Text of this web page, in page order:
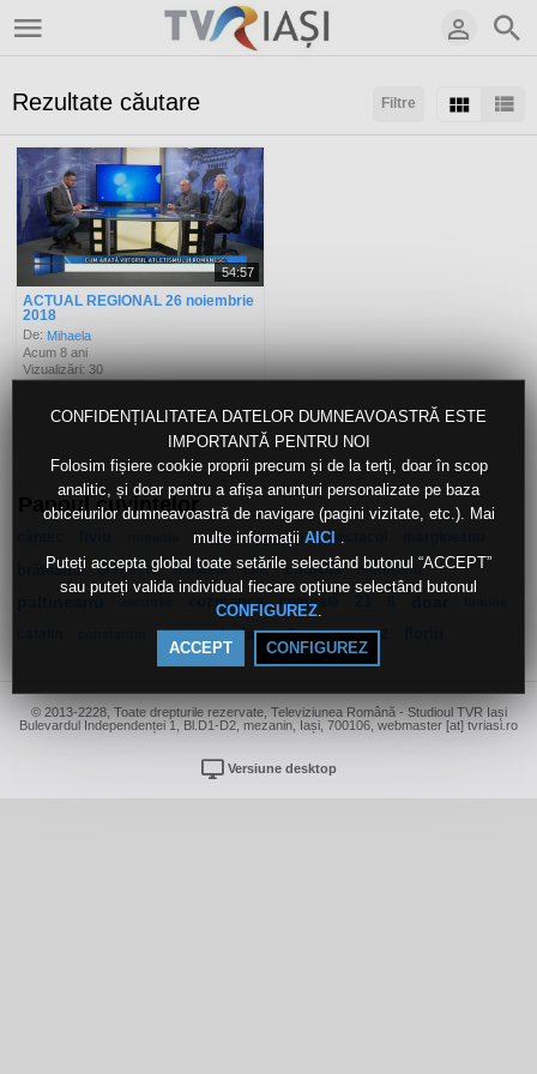
CONFIDENȚIALITATEA DATELOR DUMNEAVOASTRĂ ESTE
IMPORTANTĂ PENTRU NOI
Folosim fișiere cookie proprii precum și de la terți, doar în scop
analitic, și doar pentru a afișa anunțuri personalizate pe baza
obiceiurilor dumneavoastră de navigare (pagini vizitate, etc.). Mai
multe informații AICI .
Puteți accepta global toate setările selectând butonul “ACCEPT”
sau puteți valida individual fiecare opțiune selectând butonul
CONFIGUREZ.
ACCEPT CONFIGUREZ
Filtre
Rezultate căutare
Sortaţi după:
54:57
ACTUAL REGIONAL 26 noiembrie
2018
De: Mihaela
Acum 8 ani
Vizualizări: 30
Panoul cuvintelor
bizga orasanu spectacol
brăteanu greșește mihaela iulie codruta moroşanu
cozmanca culturală
600m chelaru impreuna
© 2013-2228, Toate drepturile rezervate, Televiziunea Română - Studioul TVR Iași
Bulevardul Independenței 1, Bl.D1-D2, mezanin, Iași, 700106, webmaster [at] tvriasi.ro
Versiune desktop